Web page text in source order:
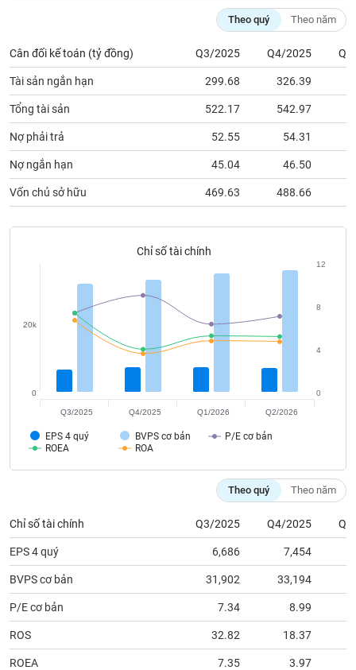
Theo quý Theo năm
Cân đối kế toán (tỷ đồng) Q3/2025 Q4/2025
Tài sản ngắn hạn 299.68 326.39
Tổng tài sản 522.17 542.97
Nợ phải trả 52.55 54.31
Nợ ngắn hạn 45.04 46.50
Vốn chủ sở hữu 469.63 488.66
Chỉ số tài chính
EPS 4 quý BVPS cơ bản
P/E cơ bản
ROEA
ROA
0
20k
0
4
8
12
Q3/2025 Q4/2025 Q1/2026 Q2/2026
Theo quý Theo năm
Chỉ số tài chính Q3/2025 Q4/2025
EPS 4 quý 6,686 7,454
BVPS cơ bản 31,902 33,194
P/E cơ bản 7.34 8.99
ROS 32.82 18.37
ROEA 7.35 3.97
Công
cụ
tư
thông
chính
liệu